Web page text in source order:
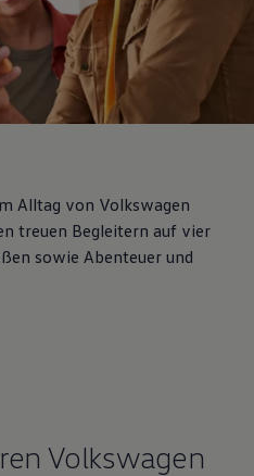
Alltag von Volkswagen
treuen Begleitern auf vier
sowie Abenteuer und
Volkswagen